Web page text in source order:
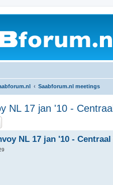
Saabforum.nl meetings
NL 17 jan '10 -
NL 17 jan '10 -